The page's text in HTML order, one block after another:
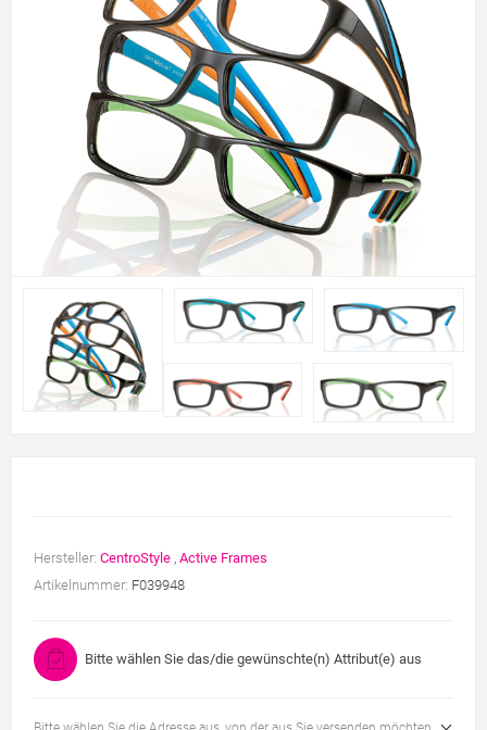
Hersteller: CentroStyle , Active Frames
Artikelnummer: F039948
Bitte wählen Sie das/die gewünschte(n) Attribut(e) aus